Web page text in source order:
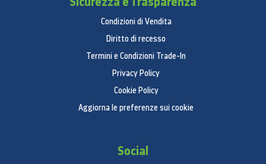
Condizioni di Vendita
Diritto di recesso
Termini e Condizioni Trade-In
Privacy Policy
Cookie Policy
Aggiorna le preferenze sui cookie
Social